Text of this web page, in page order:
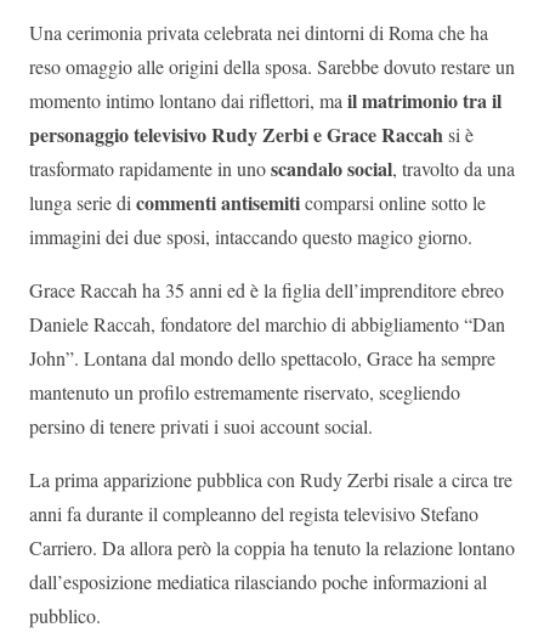
Una cerimonia privata celebrata nei dintorni di Roma che ha
reso omaggio alle origini della sposa. Sarebbe dovuto restare un
momento intimo lontano dai riflettori, mail matrimonio tra il
personaggio televisivo Rudy Zerbi e Grace Raccahsi è
trasformato rapidamente in unoscandalo social, travolto da una
lunga serie dicommenti antisemiticomparsi online sotto le
immagini dei due sposi, intaccando questo magico giorno.
Grace Raccah ha 35 anni ed è la figlia dell’imprenditore ebreo
Daniele Raccah, fondatore del marchio di abbigliamento “Dan
John”. Lontana dal mondo dello spettacolo, Grace ha sempre
mantenuto un profilo estremamente riservato, scegliendo
persino di tenere privati i suoi account social.
La prima apparizione pubblica con Rudy Zerbi risale a circa tre
anni fa durante il compleanno del regista televisivo Stefano
Carriero. Da allora però la coppia ha tenuto la relazione lontano
dall’esposizione mediatica rilasciando poche informazioni al
pubblico.